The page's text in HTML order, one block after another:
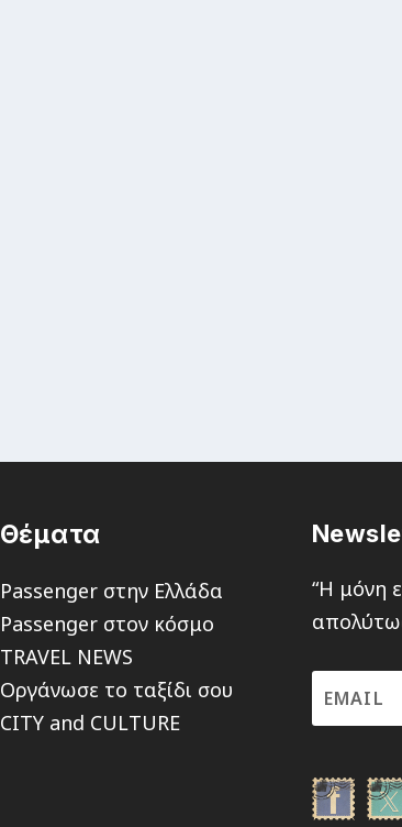
Θέματα
Passenger στην Ελλάδα
Passenger στον κόσμο
TRAVEL NEWS
Οργάνωσε το ταξίδι σου
CITY and CULTURE
“H μόνη